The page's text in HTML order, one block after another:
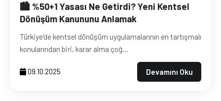
🏙️ %50+1 Yasası Ne Getirdi? Yeni Kentsel
Dönüşüm Kanununu Anlamak
Türkiye’de kentsel dönüşüm uygulamalarının en tartışmalı
konularından biri, karar alma çoğ...
09.10.2025 Devamını Oku